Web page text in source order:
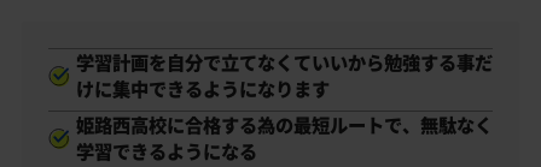
学習計画を自分で立てなくていいから勉強する事だ
けに集中できるようになります
姫路西高校に合格する為の最短ルートで、無駄なく
学習できるようになる